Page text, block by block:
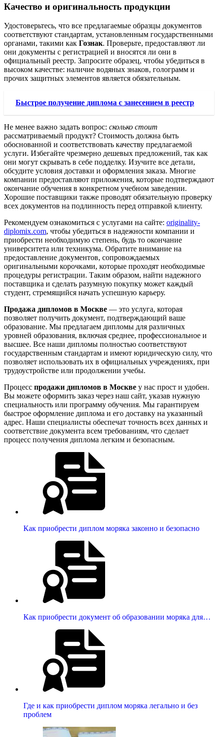
Качество и оригинальность продукции
Удостоверьтесь, что все предлагаемые образцы документов
соответствуют стандартам, установленным государственными
органами, такими как Гознак. Проверьте, предоставляют ли
они документы с регистрацией и вносятся ли они в
официальный реестр. Запросите образец, чтобы убедиться в
высоком качестве: наличие водяных знаков, голограмм и
прочих защитных элементов является обязательным.
Быстрое получение диплома с занесением в реестр
Не менее важно задать вопрос: сколько стоит
рассматриваемый продукт? Стоимость должна быть
обоснованной и соответствовать качеству предлагаемой
услуги. Избегайте чрезмерно дешевых предложений, так как
они могут скрывать в себе подделку. Изучите все детали,
обсудите условия доставки и оформления заказа. Многие
компании предоставляют приложения, которые подтверждают
окончание обучения в конкретном учебном заведении.
Хорошие поставщики также проводят обязательную проверку
всех документов на подлинность перед отправкой клиенту.
Рекомендуем ознакомиться с услугами на сайте: originality-
diplomix.com, чтобы убедиться в надежности компании и
приобрести необходимую степень, будь то окончание
университета или техникума. Обратите внимание на
предоставление документов, сопровождаемых
оригинальными корочками, которые проходят необходимые
процедуры регистрации. Таким образом, найти надежного
поставщика и сделать разумную покупку может каждый
студент, стремящийся начать успешную карьеру.
Продажа дипломов в Москве — это услуга, которая
позволяет получить документ, подтверждающий ваше
образование. Мы предлагаем дипломы для различных
уровней образования, включая среднее, профессиональное и
высшее. Все наши дипломы полностью соответствуют
государственным стандартам и имеют юридическую силу, что
позволяет использовать их в официальных учреждениях, при
трудоустройстве или продолжении учебы.
Процесс продажи дипломов в Москве у нас прост и удобен.
Вы можете оформить заказ через наш сайт, указав нужную
специальность или программу обучения. Мы гарантируем
быстрое оформление диплома и его доставку на указанный
адрес. Наши специалисты обеспечат точность всех данных и
соответствие документа всем требованиям, что сделает
процесс получения диплома легким и безопасным.
Как приобрести диплом моряка законно и безопасно
Как приобрести документ об образовании моряка для…
Где и как приобрести диплом моряка легально и без
проблем